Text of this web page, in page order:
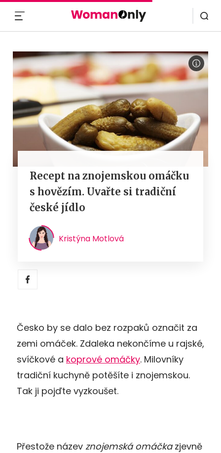
Recept na znojemskou omáčku
s hovězím. Uvařte si tradiční
české jídlo
Kristýna Motlová
Česko by se dalo bez rozpaků označit za
zemi omáček. Zdaleka nekončíme u rajské,
svíčkové a koprové omáčky. Milovníky
tradiční kuchyně potěšíte i znojemskou.
Tak ji pojďte vyzkoušet.
Přestože název znojemská omáčkazjevně